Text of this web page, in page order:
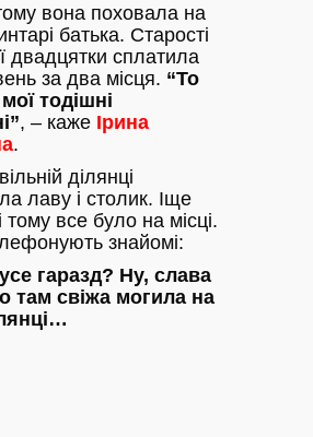
вона поховала на
батька. Старості
двадцятки сплатила
за два місця. “То
тодішні
, – каже Ірина
.
ділянці
лаву і столик. Іще
тому все було на місці.
знайомі:
гаразд? Ну, слава
там свіжа могила на